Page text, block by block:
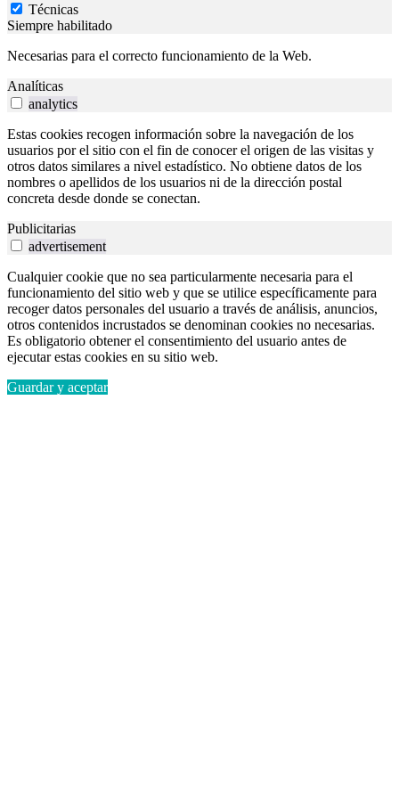
Técnicas
Siempre habilitado
Necesarias para el correcto funcionamiento de la Web.
Analíticas
analytics
Estas cookies recogen información sobre la navegación de los
usuarios por el sitio con el fin de conocer el origen de las visitas y
otros datos similares a nivel estadístico. No obtiene datos de los
nombres o apellidos de los usuarios ni de la dirección postal
concreta desde donde se conectan.
Publicitarias
advertisement
Cualquier cookie que no sea particularmente necesaria para el
funcionamiento del sitio web y que se utilice específicamente para
recoger datos personales del usuario a través de análisis, anuncios,
otros contenidos incrustados se denominan cookies no necesarias.
Es obligatorio obtener el consentimiento del usuario antes de
ejecutar estas cookies en su sitio web.
Guardar y aceptar